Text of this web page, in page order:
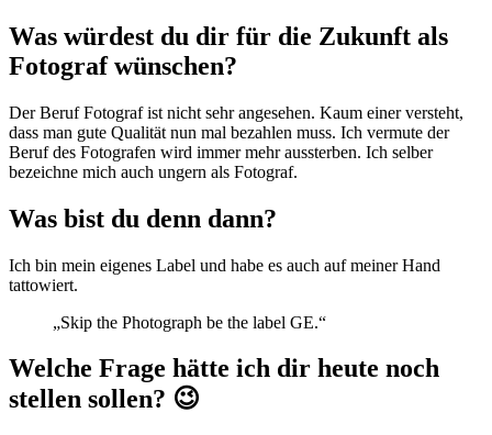
Was würdest du dir für die Zukunft als
Fotograf wünschen?
Der Beruf Fotograf ist nicht sehr angesehen. Kaum einer versteht,
dass man gute Qualität nun mal bezahlen muss. Ich vermute der
Beruf des Fotografen wird immer mehr aussterben. Ich selber
bezeichne mich auch ungern als Fotograf.
Was bist du denn dann?
Ich bin mein eigenes Label und habe es auch auf meiner Hand
tattowiert.
„Skip the Photograph be the label GE.“
Welche Frage hätte ich dir heute noch
stellen sollen? 😉